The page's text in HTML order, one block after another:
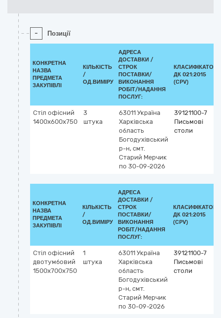
- Позиції
КОНКРЕТНА
НАЗВА
ПРЕДМЕТА
ЗАКУПІВЛІ
КІЛЬКІСТЬ
/
ОД.ВИМІРУ
АДРЕСА
ДОСТАВКИ /
СТРОК
ПОСТАВКИ/
ВИКОНАННЯ
РОБІТ/НАДАННЯ
ПОСЛУГ:
КЛАСИФІКАТОР
ДК 021:2015
(CPV)
Стіл офісний
1400х600х750
3
штука
63011 Україна
Харківська
область
Богодухівський
р-н, смт.
Старий Мерчик
по 30-09-2026
39121100-7
Письмові
столи
КОНКРЕТНА
НАЗВА
ПРЕДМЕТА
ЗАКУПІВЛІ
КІЛЬКІСТЬ
/
ОД.ВИМІРУ
АДРЕСА
ДОСТАВКИ /
СТРОК
ПОСТАВКИ/
ВИКОНАННЯ
РОБІТ/НАДАННЯ
ПОСЛУГ:
КЛАСИФІКАТОР
ДК 021:2015
(CPV)
Стіл офісний
двотумбовий
1500х700х750
1
штука
63011 Україна
Харківська
область
Богодухівський
р-н, смт.
Старий Мерчик
по 30-09-2026
39121100-7
Письмові
столи